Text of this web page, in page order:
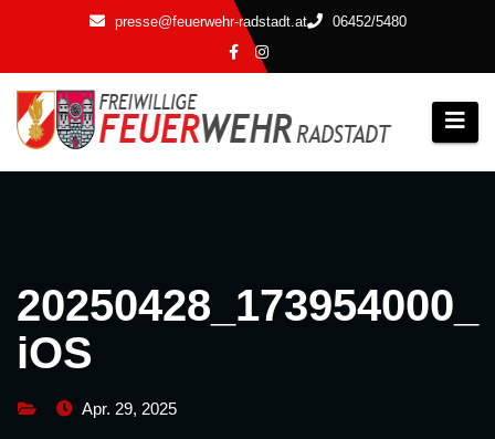
springen
presse@feuerwehr-radstadt.at 06452/5480
20250428_173954000_
iOS
Apr. 29, 2025